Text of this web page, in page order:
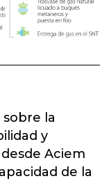
sobre la
y
Aciem
de la